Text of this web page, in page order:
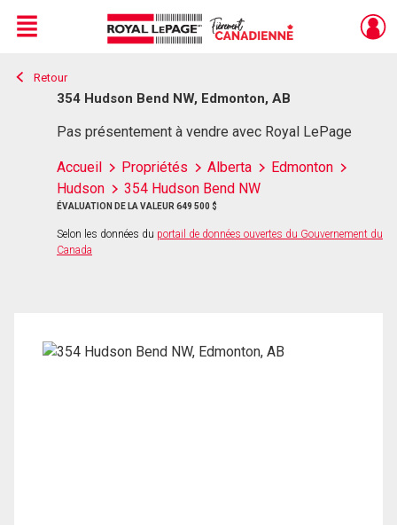
Live
En Direct
Menu
Retour
354 Hudson Bend NW, Edmonton, AB
Pas présentement à vendre avec Royal LePage
Accueil Propriétés Alberta
Edmonton
Hudson
354 Hudson Bend NW
ÉVALUATION DE LA VALEUR 649 500 $
Selon les données du portail de données ouvertes du Gouvernement du
Canada